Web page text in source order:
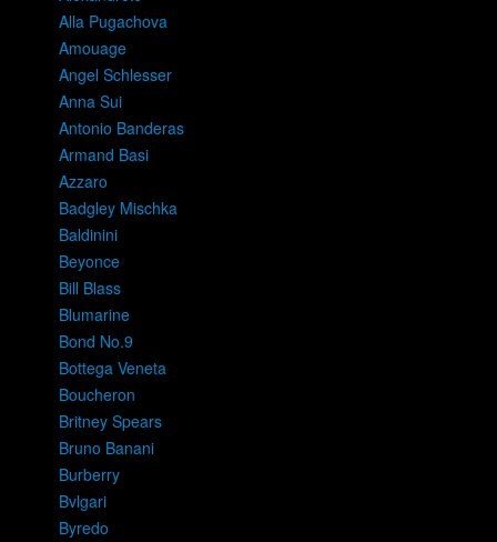
Alla Pugachova
Amouage
Angel Schlesser
Anna Sui
Antonio Banderas
Armand Basi
Azzaro
Badgley Mischka
Baldinini
Beyonce
Bill Blass
Blumarine
Bond No.9
Bottega Veneta
Boucheron
Britney Spears
Bruno Banani
Burberry
Bvlgari
Byredo